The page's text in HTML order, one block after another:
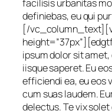
facilisis urbanitas
definiebas, eu qui
[/
ipsum dolor sit
iisque saperet. Eu
efficiendi ea, eu eos
cum suas laudem.
delectus. Te vix